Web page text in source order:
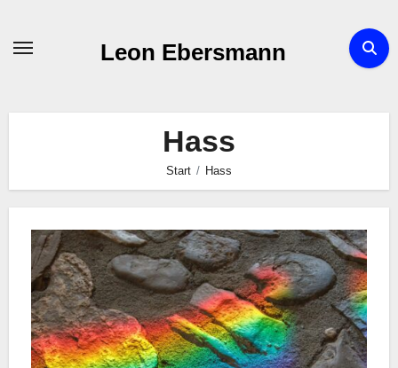
Leon Ebersmann
Hass
Start Hass